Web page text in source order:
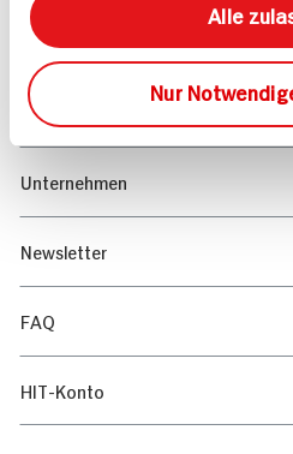
Alle
Nur
Unser Magazin
Verantwortung & Nachhaltigkeit
Unternehmen
Newsletter
FAQ
HIT-Konto